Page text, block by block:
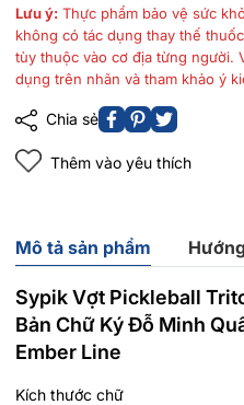
Lưu ý: Thực phẩm bảo vệ sức
không có tác dụng thay thế
tùy thuộc vào cơ địa từng người.
dụng trên nhãn và tham khảo ý
Chia sẻ
Thêm vào yêu thích
Mô tả sản phẩm
Sypik Vợt Pickleball
Bản Chữ Ký Đỗ Minh
Ember Line
Kích thước chữ